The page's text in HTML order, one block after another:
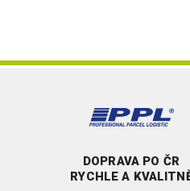
DOPRAVA PO ČR
RYCHLE A